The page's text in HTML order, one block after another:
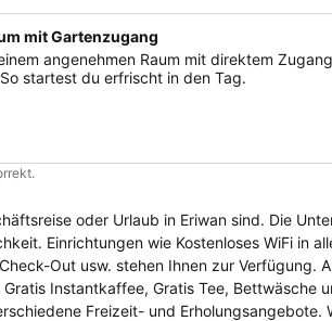
mit Gartenzugang
angenehmen Raum mit direktem
startest du erfrischt in den Tag.
oder Urlaub in Eriwan sind. Die
Einrichtungen wie Kostenloses WiFi in
Out usw. stehen Ihnen zur Verfügung.
Instantkaffee, Gratis Tee, Bettwäsche
Freizeit- und Erholungsangebote.